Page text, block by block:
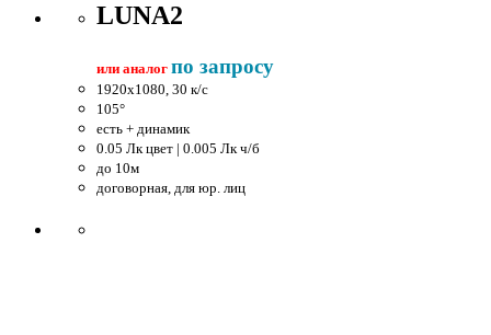
LUNA2
или аналог по запросу
1920x1080, 30 к/c
105°
есть + динамик
0.05 Лк цвет | 0.005 Лк ч/б
до 10м
договорная, для юр. лиц